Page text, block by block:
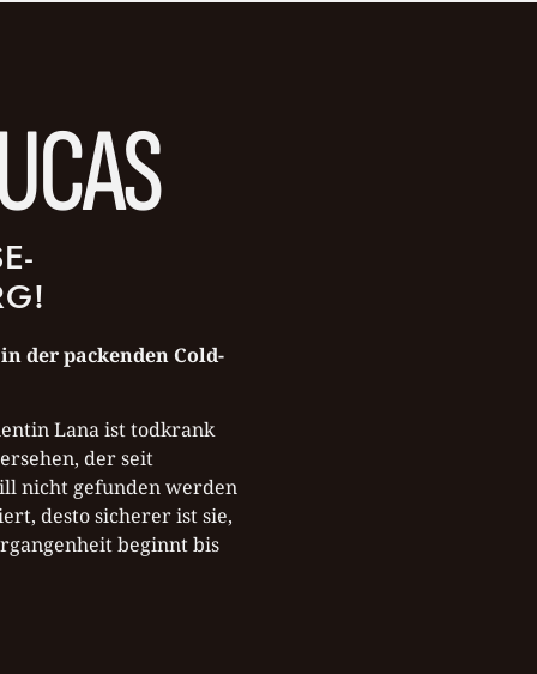
der packenden Cold-
Lana ist todkrank
der seit
nicht gefunden werden
desto sicherer ist sie,
beginnt bis